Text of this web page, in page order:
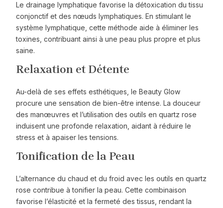
Le drainage lymphatique favorise la détoxication du tissu
conjonctif et des nœuds lymphatiques. En stimulant le
système lymphatique, cette méthode aide à éliminer les
toxines, contribuant ainsi à une peau plus propre et plus
saine.
Relaxation et Détente
Au-delà de ses effets esthétiques, le Beauty Glow
procure une sensation de bien-être intense. La douceur
des manœuvres et l’utilisation des outils en quartz rose
induisent une profonde relaxation, aidant à réduire le
stress et à apaiser les tensions.
Tonification de la Peau
L’alternance du chaud et du froid avec les outils en quartz
rose contribue à tonifier la peau. Cette combinaison
favorise l’élasticité et la fermeté des tissus, rendant la